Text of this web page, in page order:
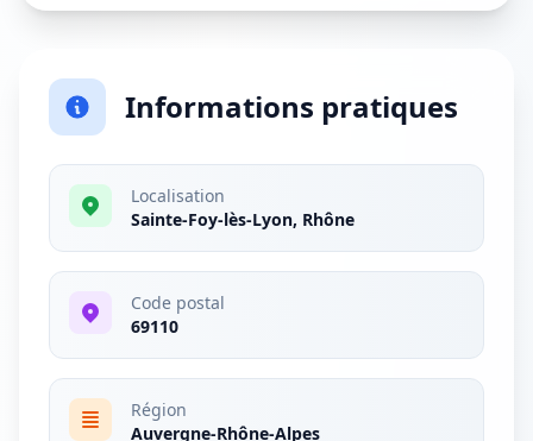
Informations pratiques
Localisation
Sainte-Foy-lès-Lyon, Rhône
Code postal
69110
Région
Auvergne-Rhône-Alpes